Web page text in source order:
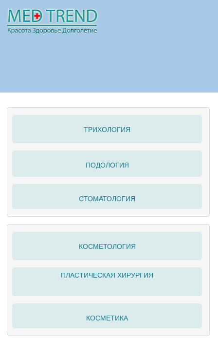
ПОЛЕЗНО
ТРИХОЛОГИЯ
ПОДОЛОГИЯ
СТОМАТОЛОГИЯ
КОСМЕТОЛОГИЯ
ПЛАСТИЧЕСКАЯ ХИРУРГИЯ
КОСМЕТИКА